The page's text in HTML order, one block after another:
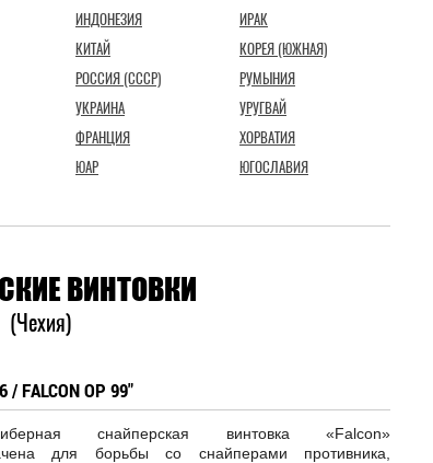
ИНДОНЕЗИЯ
ИРАК
КИТАЙ
КОРЕЯ (ЮЖНАЯ)
РОССИЯ (СССР)
РУМЫНИЯ
УКРАИНА
УРУГВАЙ
ФРАНЦИЯ
ХОРВАТИЯ
ЮАР
ЮГОСЛАВИЯ
ВИНТОВКИ
(Чехия)
FALCON OP 99"
снайперская винтовка «Falcon»
для борьбы со снайперами противника,